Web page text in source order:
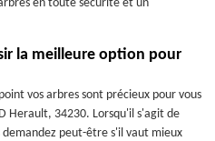
en toute sécurité et un
la meilleure option pour
vos arbres sont précieux pour vous
Herault, 34230. Lorsqu'il s'agit de
peut-être s'il vaut mieux